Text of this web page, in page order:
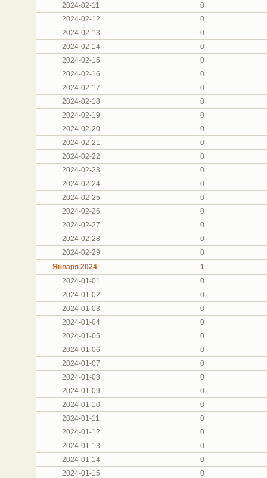
2024-02-11
0
2024-02-12
0
2024-02-13
0
2024-02-14
0
2024-02-15
0
2024-02-16
0
2024-02-17
0
2024-02-18
0
2024-02-19
0
2024-02-20
0
2024-02-21
0
2024-02-22
0
2024-02-23
0
2024-02-24
0
2024-02-25
0
2024-02-26
0
2024-02-27
0
2024-02-28
0
2024-02-29
0
Января 2024
1
2024-01-01
0
2024-01-02
0
2024-01-03
0
2024-01-04
0
2024-01-05
0
2024-01-06
0
2024-01-07
0
2024-01-08
0
2024-01-09
0
2024-01-10
0
2024-01-11
0
2024-01-12
0
2024-01-13
0
2024-01-14
0
2024-01-15
0